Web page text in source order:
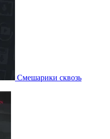
Смешарики сквозь